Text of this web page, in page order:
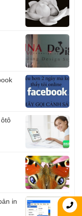
in